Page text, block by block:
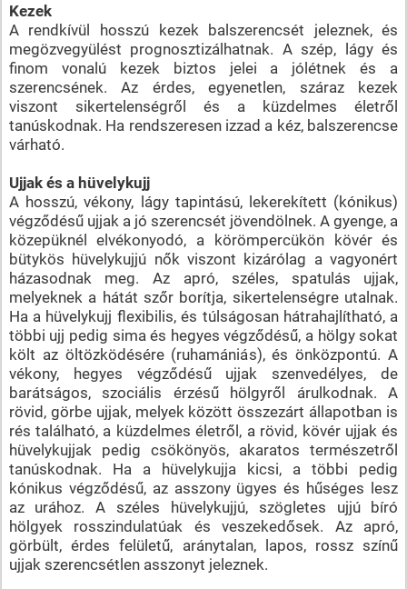
Kezek
A rendkívül hosszú kezek balszerencsét jeleznek, és
megözvegyülést prognosztizálhatnak. A szép, lágy és
finom vonalú kezek biztos jelei a jólétnek és a
szerencsének. Az érdes, egyenetlen, száraz kezek
viszont sikertelenségről és a küzdelmes életről
tanúskodnak. Ha rendszeresen izzad a kéz, balszerencse
várható.
Ujjak és a hüvelykujj
A hosszú, vékony, lágy tapintású, lekerekített (kónikus)
végződésű ujjak a jó szerencsét jövendölnek. A gyenge, a
közepüknél elvékonyodó, a körömpercükön kövér és
bütykös hüvelykujjú nők viszont kizárólag a vagyonért
házasodnak meg. Az apró, széles, spatulás ujjak,
melyeknek a hátát szőr borítja, sikertelenségre utalnak.
Ha a hüvelykujj flexibilis, és túlságosan hátrahajlítható, a
többi ujj pedig sima és hegyes végződésű, a hölgy sokat
költ az öltözködésére (ruhamániás), és önközpontú. A
vékony, hegyes végződésű ujjak szenvedélyes, de
barátságos, szociális érzésű hölgyről árulkodnak. A
rövid, görbe ujjak, melyek között összezárt állapotban is
rés található, a küzdelmes életről, a rövid, kövér ujjak és
hüvelykujjak pedig csökönyös, akaratos természetről
tanúskodnak. Ha a hüvelykujja kicsi, a többi pedig
kónikus végződésű, az asszony ügyes és hűséges lesz
az urához. A széles hüvelykujjú, szögletes ujjú bíró
hölgyek rosszindulatúak és veszekedősek. Az apró,
görbült, érdes felületű, aránytalan, lapos, rossz színű
ujjak szerencsétlen asszonyt jeleznek.